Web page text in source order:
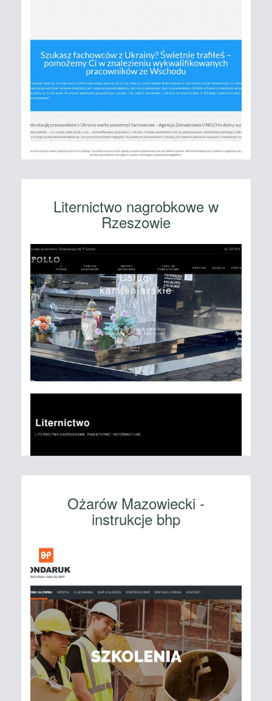
Liternictwo nagrobkowe w
Rzeszowie
Ożarów Mazowiecki -
instrukcje bhp